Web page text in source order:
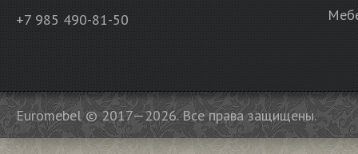
+7 985 490-81-50
Euromebel © 2017—2026. Все права защищены.